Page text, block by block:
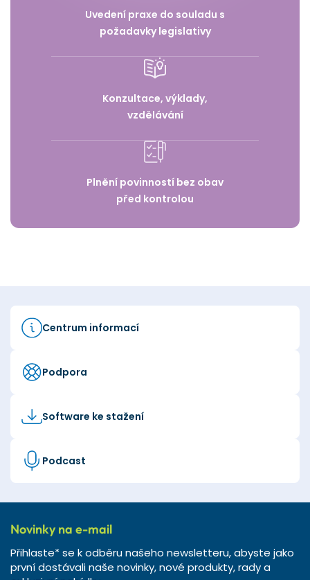
Uvedení praxe do souladu s
požadavky legislativy
Konzultace, výklady,
vzdělávání
Plnění povinností bez obav
před kontrolou
Centrum informací
Podpora
Software ke stažení
Podcast
Novinky na e-mail
Přihlaste* se k odběru našeho newsletteru, abyste jako
první dostávali naše novinky, nové produkty, rady a